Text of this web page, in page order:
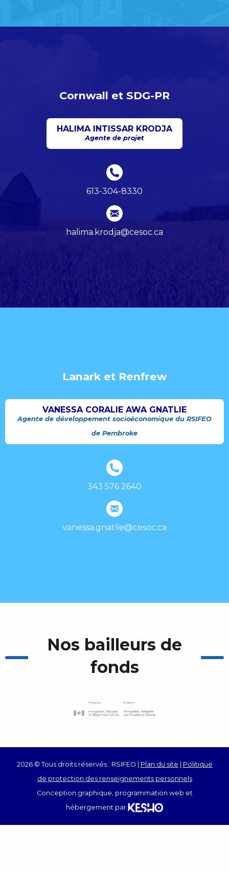
Cornwall et SDG-PR
HALIMA INTISSAR KRODJA
Agente de projet
613-304-8330
halima.krodja@cesoc.ca
Lanark et Renfrew
VANESSA CORALIE AWA GNATLIE
Agente de développement socioéconomique du RSIFEO
de Pembroke
343 576 2640
vanessa.gnatlie@cesoc.ca
Nos bailleurs de
fonds
2026 © Tous droits réservés : RSIFEO | Plan du site | Politique
de protection des renseignements personnels
Conception graphique, programmation web et
hébergement par